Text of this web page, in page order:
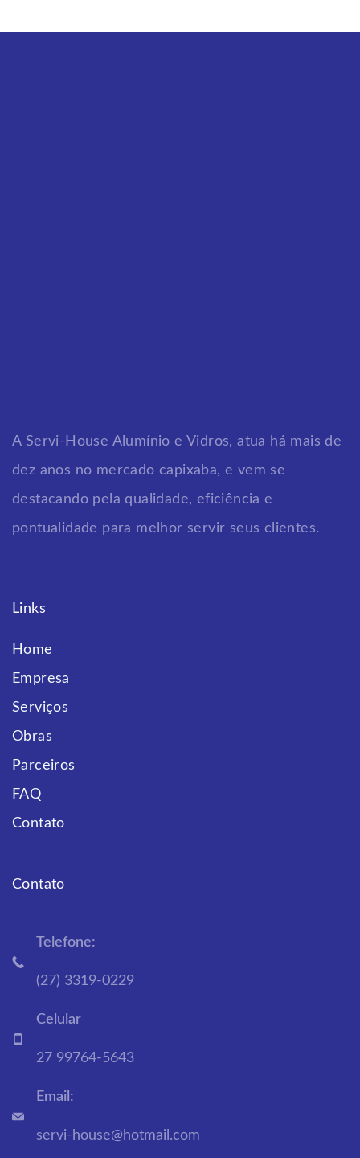
A Servi-House Alumínio e Vidros, atua há mais de
dez anos no mercado capixaba, e vem se
destacando pela qualidade, eficiência e
pontualidade para melhor servir seus clientes.
Links
Home
Empresa
Serviços
Obras
Parceiros
FAQ
Contato
Contato
Telefone:
(27) 3319-0229
Celular
27 99764-5643
Email:
servi-house@hotmail.com